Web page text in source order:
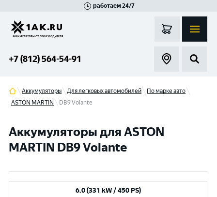
работаем 24/7
+7 (812) 564-54-91
Аккумуляторы Для легковых автомобилей
По марке авто
ASTON MARTIN
DB9 Volante
Аккумуляторы для ASTON
MARTIN DB9 Volante
6.0 (331 kW / 450 PS)
Гатчина